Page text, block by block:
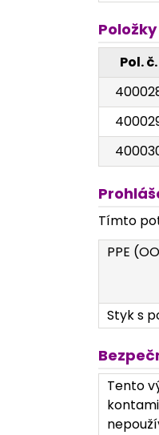
Položky
Pol. č.
Tímto
PPE
Styk s
Tento